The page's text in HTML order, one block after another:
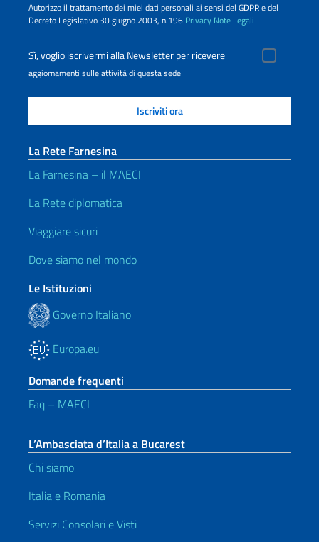
Autorizzo il trattamento dei miei dati personali ai sensi del GDPR e del
Decreto Legislativo 30 giugno 2003, n.196 Privacy Note Legali
Sì, voglio iscrivermi alla Newsletter per ricevere
aggiornamenti sulle attività di questa sede
La Rete Farnesina
La Farnesina – il MAECI
La Rete diplomatica
Viaggiare sicuri
Dove siamo nel mondo
Le Istituzioni
Governo Italiano
Europa.eu
Domande frequenti
Faq – MAECI
L’Ambasciata d’Italia a Bucarest
Chi siamo
Italia e Romania
Servizi Consolari e Visti